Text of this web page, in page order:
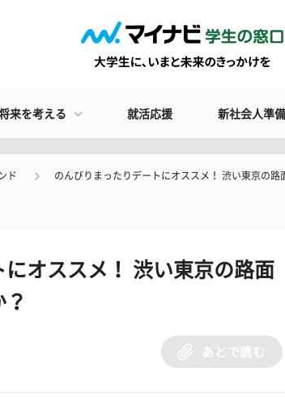
来を考える 就活応援 新社会人準備
ド のんびりまったりデートにオススメ！ 渋い東京の路
オススメ！ 渋い東京の路面
あとで読む